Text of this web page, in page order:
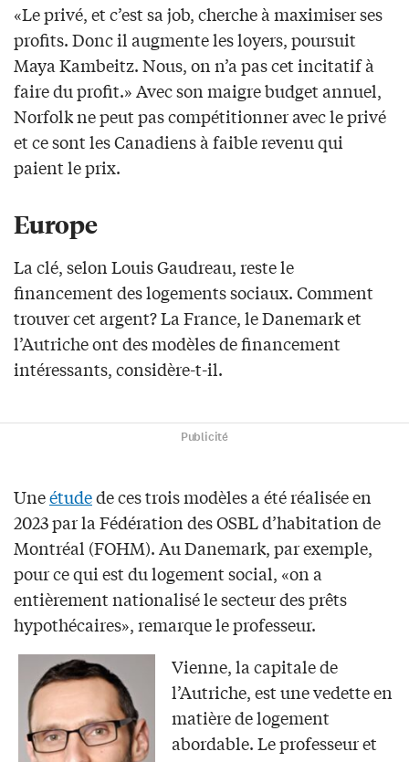
«Le privé, et c’est sa job, cherche à maximiser ses
profits. Donc il augmente les loyers, poursuit
Maya Kambeitz. Nous, on n’a pas cet incitatif à
faire du profit.» Avec son maigre budget annuel,
Norfolk ne peut pas compétitionner avec le privé
et ce sont les Canadiens à faible revenu qui
paient le prix.
Europe
La clé, selon Louis Gaudreau, reste le
financement des logements sociaux. Comment
trouver cet argent? La France, le Danemark et
l’Autriche ont des modèles de financement
intéressants, considère-t-il.
Publicité
Uneétudede ces trois modèles a été réalisée en
2023 par la Fédération des OSBL d’habitation de
Montréal (FOHM). Au Danemark, par exemple,
pour ce qui est du logement social, «on a
entièrement nationalisé le secteur des prêts
hypothécaires», remarque le professeur.
Vienne, la capitale de
l’Autriche, est une vedette en
matière de logement
abordable. Le professeur et